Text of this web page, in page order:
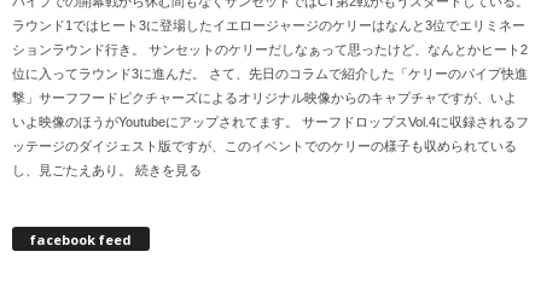
ラウンド1ではヒート3に登場したイエロージャージのケリーはなんと3位でエリミネー
ションラウンド行き。 サンセットのケリーだしなぁって思ったけど、なんとかヒート2
位に入ってラウンド3に進んだ。 さて、先日のコラムで紹介した「ケリーのパイプ快進
撃」サーフフードピクチャーズによるオリジナル映像からのキャプチャですが、いよ
いよ映像のほうがYoutubeにアップされてます。 サーフドロップスVol.4に収録されるフ
ッテージのダイジェスト版ですが、このイベントでのケリーの様子も収められている
し、見ごたえあり。 続きを見る
facebook feed